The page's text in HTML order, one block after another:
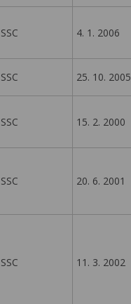
SSC 4. 1. 2006
SSC 25. 10. 2005
SSC 15. 2. 2000
SSC 20. 6. 2001
SSC 11. 3. 2002